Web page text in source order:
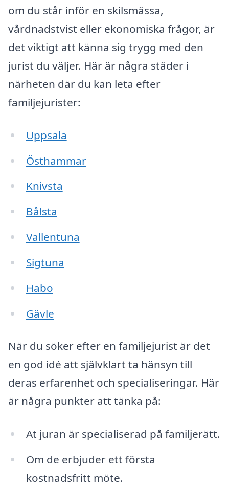
om du står inför en skilsmässa,
vårdnadstvist eller ekonomiska frågor, är
det viktigt att känna sig trygg med den
jurist du väljer. Här är några städer i
närheten där du kan leta efter
familjejurister:
Uppsala
Östhammar
Knivsta
Bålsta
Vallentuna
Sigtuna
Habo
Gävle
När du söker efter en familjejurist är det
en god idé att självklart ta hänsyn till
deras erfarenhet och specialiseringar. Här
är några punkter att tänka på:
At juran är specialiserad på familjerätt.
Om de erbjuder ett första
kostnadsfritt möte.